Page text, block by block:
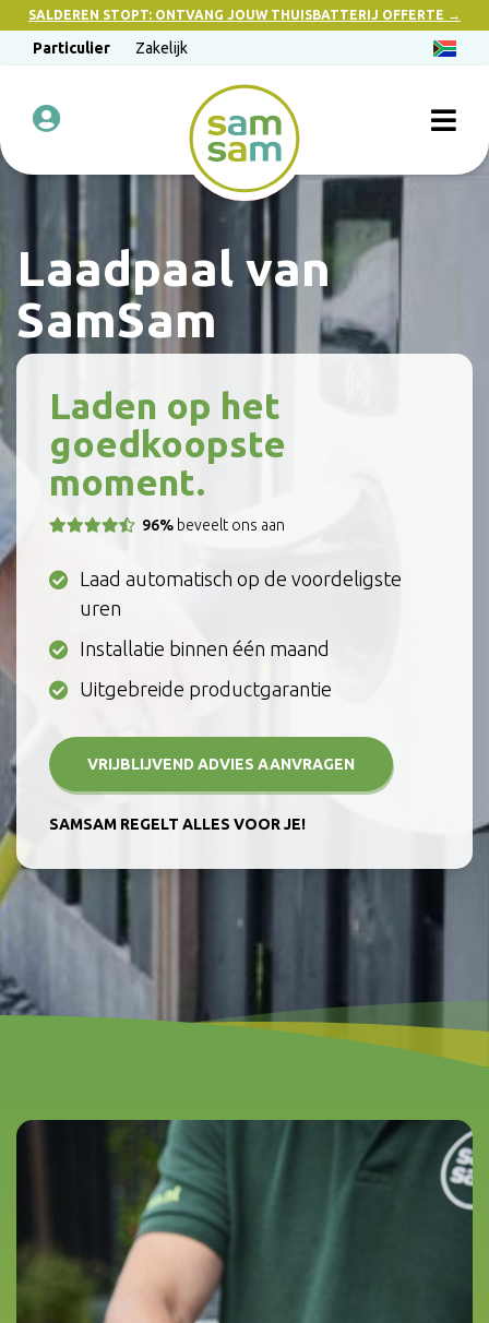
SALDEREN STOPT: ONTVANG JOUW THUISBATTERIJ OFFERTE →
Particulier Zakelijk
Laadpaal van
SamSam
Laden op het
goedkoopste
moment.
96% beveelt ons aan
Laad automatisch op de voordeligste
uren
Installatie binnen één maand
Uitgebreide productgarantie
VRIJBLIJVEND ADVIES AANVRAGEN
SAMSAM REGELT ALLES VOOR JE!